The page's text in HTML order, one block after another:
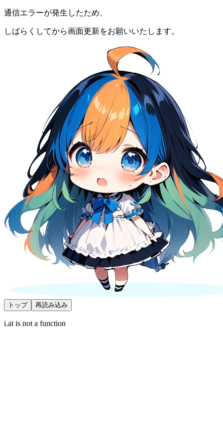
通信エラーが発生したため、
しばらくしてから画面更新をお願いいたします。
トップ 再読み込み
i.at is not a function